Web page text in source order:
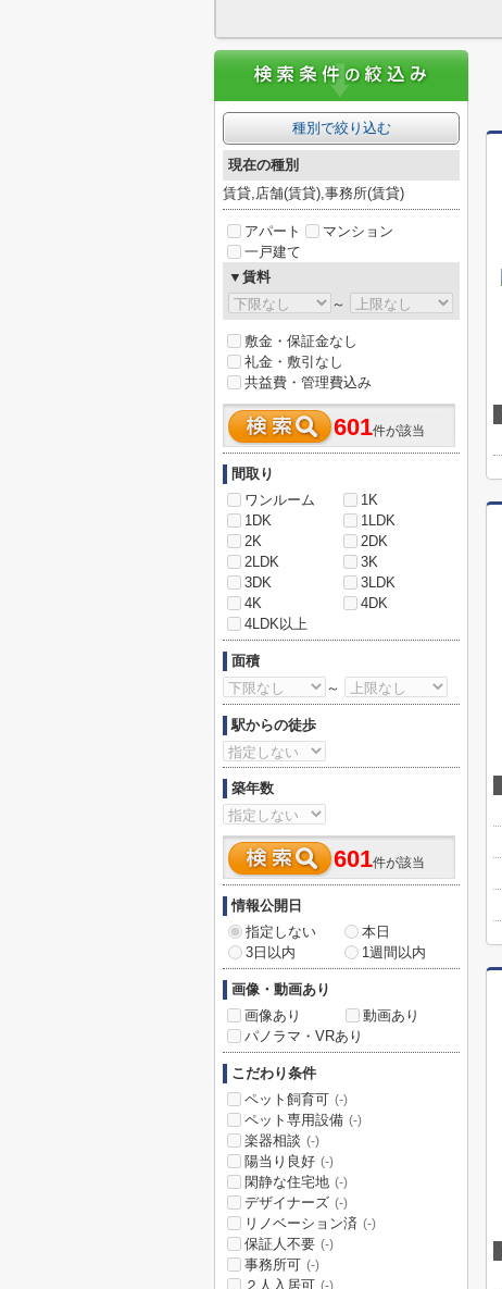
種別で絞り込む
現在の種別
賃貸,店舗(賃貸),事務所(賃貸)
アパート
マンション
一戸建て
▼賃料
～
敷金・保証金なし
礼金・敷引なし
共益費・管理費込み
601件が該当
間取り
ワンルーム
1K
1DK
1LDK
2K
2DK
2LDK
3K
3DK
3LDK
4K
4DK
4LDK以上
面積
～
駅からの徒歩
築年数
601件が該当
情報公開日
指定しない
本日
3日以内
1週間以内
画像・動画あり
画像あり
動画あり
パノラマ・VRあり
こだわり条件
ペット飼育可 (-)
ペット専用設備 (-)
楽器相談 (-)
陽当り良好 (-)
閑静な住宅地 (-)
デザイナーズ (-)
リノベーション済 (-)
保証人不要 (-)
事務所可 (-)
２人入居可 (-)